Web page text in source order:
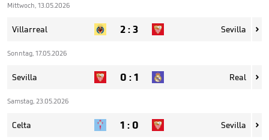
Mittwoch, 13.05.2026
Villarreal 2:3 Sevilla 
Sonntag, 17.05.2026
Sevilla 0 :1 Real 
Samstag, 23.05.2026
Celta 1 : 0 Sevilla 